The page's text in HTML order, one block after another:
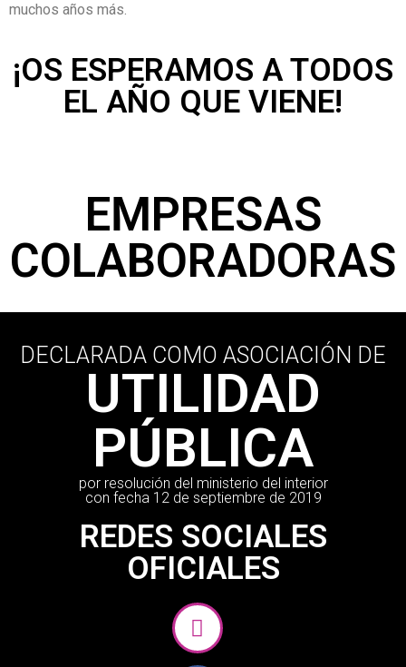
muchos años más.
¡OS ESPERAMOS A TODOS
EL AÑO QUE VIENE!
EMPRESAS
COLABORADORAS
DECLARADA COMO ASOCIACIÓN DE
UTILIDAD
PÚBLICA
por resolución del ministerio del interior
con fecha 12 de septiembre de 2019
REDES SOCIALES
OFICIALES